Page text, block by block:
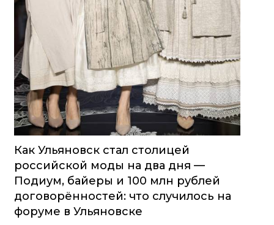
Как Ульяновск стал столицей
российской моды на два дня —
Подиум, байеры и 100 млн рублей
договорённостей: что случилось на
форуме в Ульяновске